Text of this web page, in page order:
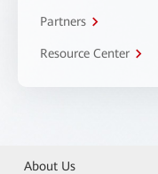
Partners
Resource Center
About Us